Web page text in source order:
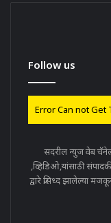
Follow us
Error Can not
सदरील न्युज वेब चॅनेल
,व्हिडिओ,यांसाठी
द्वारे प्रसिध्द झालेल्या